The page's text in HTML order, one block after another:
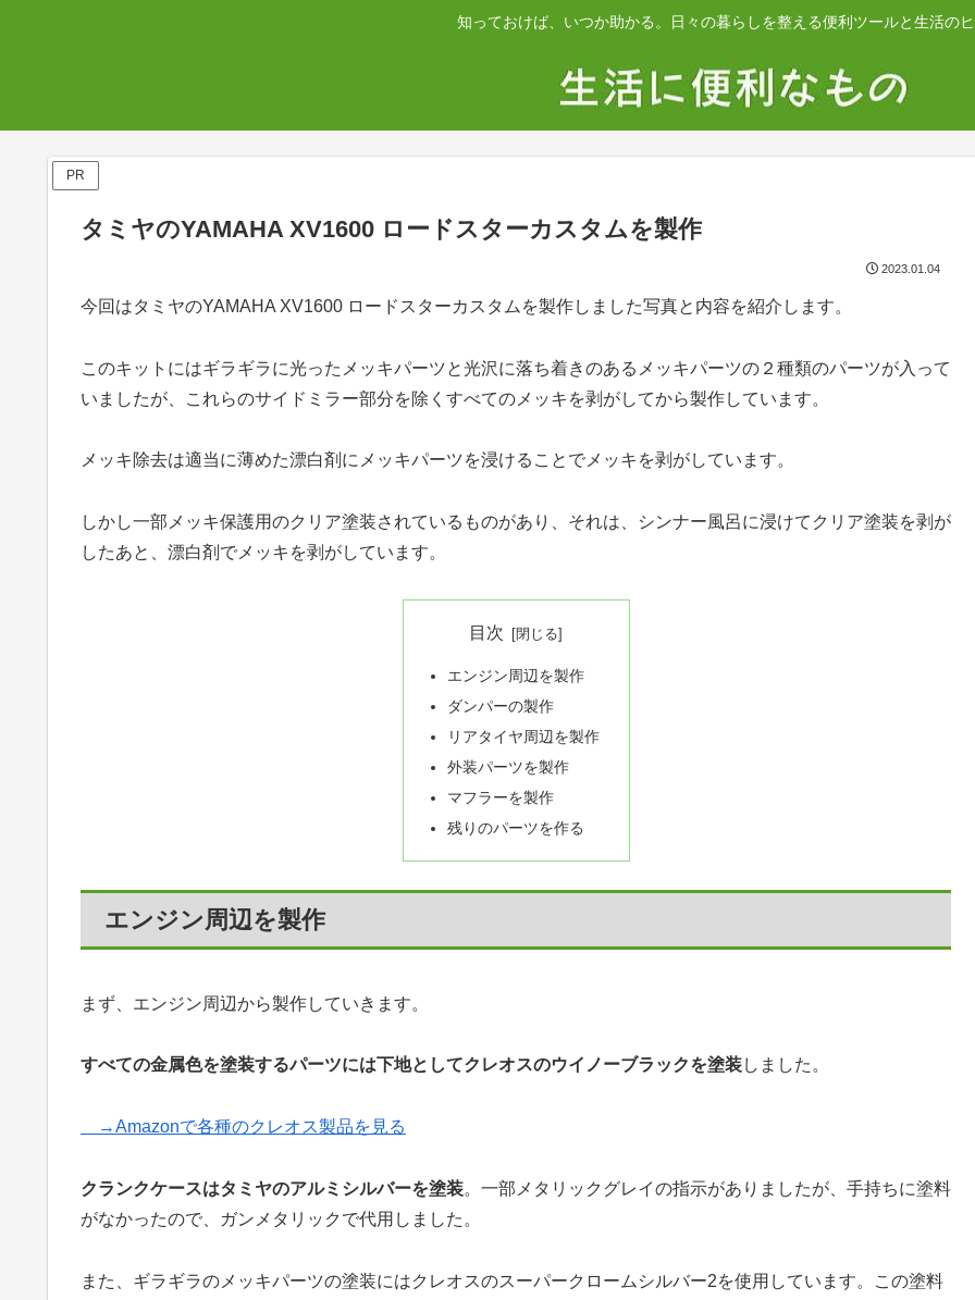
知っておけば、いつか助かる。日々の暮らしを整える便利ツールと生活の
PR
タミヤのYAMAHA XV1600 ロードスターカスタムを製作
2023.01.04
今回はタミヤのYAMAHA XV1600 ロードスターカスタムを製作しました写真と内容を紹介します。
このキットにはギラギラに光ったメッキパーツと光沢に落ち着きのあるメッキパーツの２種類のパーツが入って
いましたが、これらのサイドミラー部分を除くすべてのメッキを剥がしてから製作しています。
メッキ除去は適当に薄めた漂白剤にメッキパーツを浸けることでメッキを剥がしています。
しかし一部メッキ保護用のクリア塗装されているものがあり、それは、シンナー風呂に浸けてクリア塗装を剥が
したあと、漂白剤でメッキを剥がしています。
目次
エンジン周辺を製作
ダンパーの製作
リアタイヤ周辺を製作
外装パーツを製作
マフラーを製作
残りのパーツを作る
エンジン周辺を製作
まず、エンジン周辺から製作していきます。
すべての金属色を塗装するパーツには下地としてクレオスのウイノーブラックを塗装しました。
→Amazonで各種のクレオス製品を見る
クランクケースはタミヤのアルミシルバーを塗装。一部メタリックグレイの指示がありましたが、手持ちに塗料
がなかったので、ガンメタリックで代用しました。
また、ギラギラのメッキパーツの塗装にはクレオスのスーパークロームシルバー2を使用しています。この塗料